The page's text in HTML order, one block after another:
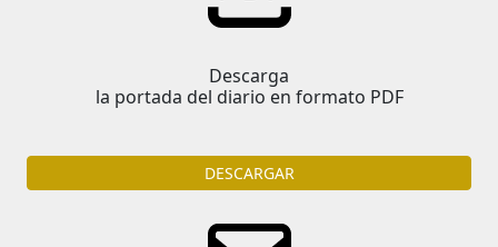
Descarga
la portada del diario en formato PDF
DESCARGAR